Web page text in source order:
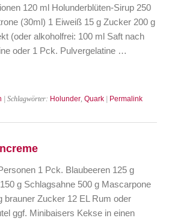
120 ml Holunderblüten-Sirup 250
(30ml) 1 Eiweiß 15 g Zucker 200 g
(oder alkoholfrei: 100 ml Saft nach
oder 1 Pck. Pulvergelatine …
| Schlagwörter: Holunder Quark | Permalink
1 Pck. Blaubeeren 125 g
g Schlagsahne 500 g Mascarpone
brauner Zucker 12 EL Rum oder
ggf. Minibaisers Kekse in einen